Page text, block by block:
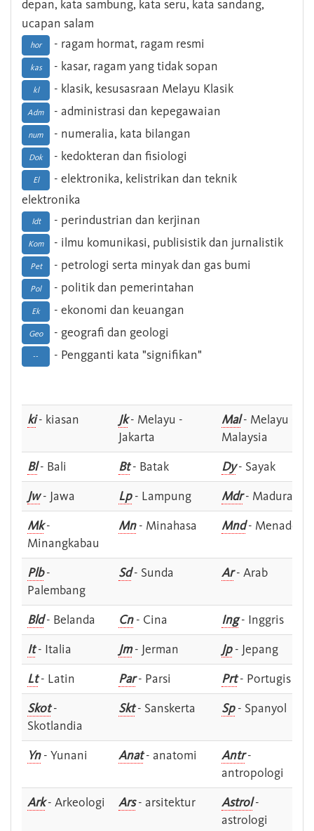
depan, kata sambung, kata seru, kata sandang,
ucapan salam
hor - ragam hormat, ragam resmi
kas - kasar, ragam yang tidak sopan
kl - klasik, kesusasraan Melayu Klasik
Adm - administrasi dan kepegawaian
num - numeralia, kata bilangan
Dok - kedokteran dan fisiologi
El
- elektronika, kelistrikan dan teknik
elektronika
Idt - perindustrian dan kerjinan
Kom - ilmu komunikasi, publisistik dan jurnalistik
Pet - petrologi serta minyak dan gas bumi
Pol - politik dan pemerintahan
Ek - ekonomi dan keuangan
Geo - geografi dan geologi
-- - Pengganti kata "signifikan"
ki- kiasan Jk- Melayu -
Jakarta
Mal- Melayu -
Malaysia
Bl- Bali Bt- Batak Dy- Sayak
Jw- Jawa Lp- Lampung Mdr- Madura
Mk-
Minangkabau
Mn- Minahasa Mnd- Menado
Plb-
Palembang
Sd- Sunda Ar- Arab
Bld- Belanda Cn- Cina Ing- Inggris
It- Italia Jm- Jerman Jp- Jepang
Lt- Latin Par- Parsi Prt- Portugis
Skot-
Skotlandia
Skt- Sanskerta Sp- Spanyol
Yn- Yunani Anat- anatomi Antr-
antropologi
Ark- Arkeologi Ars- arsitektur Astrol-
astrologi